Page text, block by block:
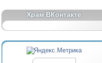
Храм ВКонтакте